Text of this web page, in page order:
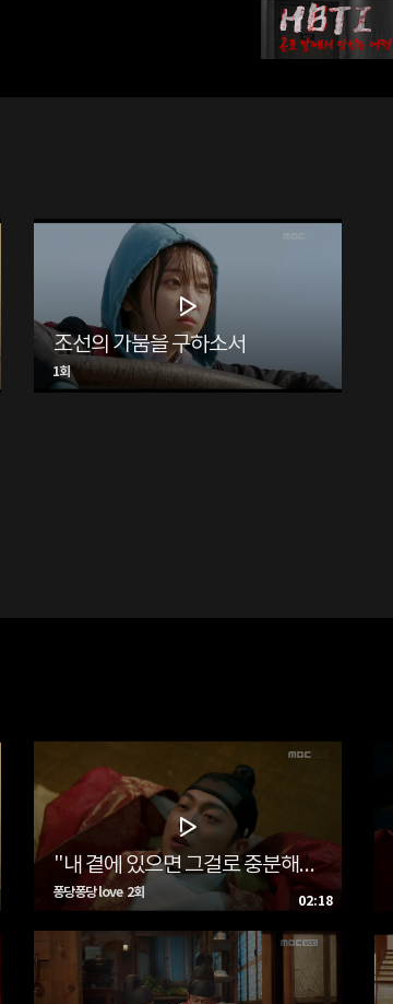
조선의 가뭄을 구하소서
1회
"내 곁에 있으면 그걸로 충분해"…이도(윤두준), 단비(김슬기)에 속마음 고백
퐁당퐁당 love 2회
02:18